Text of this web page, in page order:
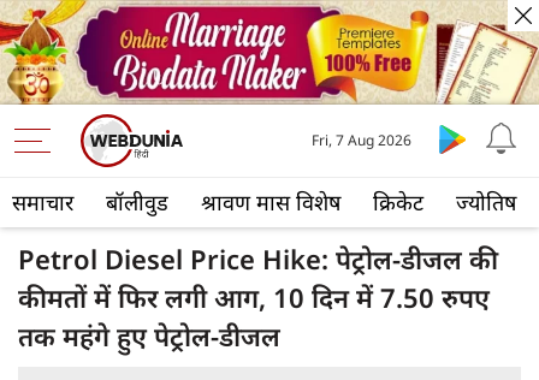
समाचार बॉलीवुड श्रावण मास विशेष क्रिकेट ज्योतिष
Fri, 7 Aug 2026
Petrol Diesel Price Hike: पेट्रोल-डीजल की
कीमतों में फिर लगी आग, 10 दिन में 7.50 रुपए
तक महंगे हुए पेट्रोल-डीजल